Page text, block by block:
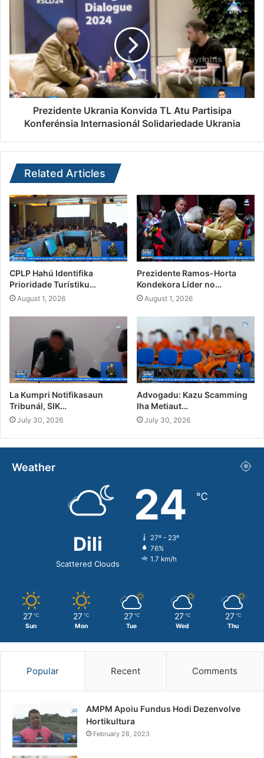
Prezidente Ukrania Konvida TL Atu Partisipa
Konferénsia Internasionál Solidariedade Ukrania
Related Articles
CPLP Hahú Identifika
Prioridade Turístiku…
August 1, 2026
Prezidente Ramos-Horta
Kondekora Líder no…
August 1, 2026
La Kumpri Notifikasaun
Tribunál, SIK…
July 30, 2026
Advogadu: Kazu Scamming
Iha Metiaut…
July 30, 2026
Weather
Dili
Scattered Clouds
24 ℃
27º - 23º
76%
1.7 km/h
27 ℃
Sun
27 ℃
Mon
27 ℃
Tue
27 ℃
Wed
27 ℃
Thu
Popular Recent Comments
AMPM Apoiu Fundus Hodi Dezenvolve
Hortikultura
February 28, 2023